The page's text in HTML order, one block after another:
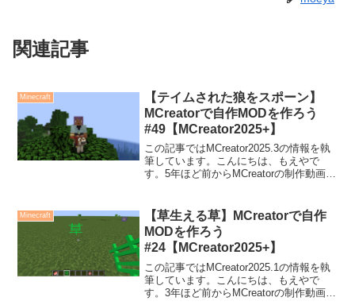
関連記事
Minecraft
【テイムされた狼をスポーン】
MCreatorで自作MODを作ろう
#49【MCreator2025+】
この記事ではMCreator2025.3の情報を執
筆しています。こんにちは、もえやで
す。5年ほど前からMCreatorの制作動画を
ムされた狼がスポーンするMOD...
Minecraft
【草生える草】MCreatorで自作
MODを作ろう
#24【MCreator2025+】
この記事ではMCreator2025.1の情報を執
筆しています。こんにちは、もえやで
す。3年ほど前からMCreatorの制作動画を